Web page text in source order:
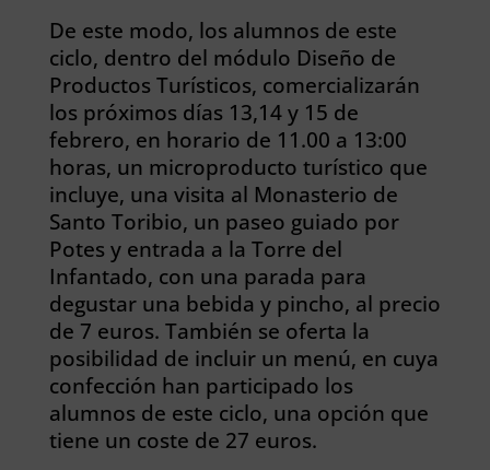
De este modo, los alumnos de este
ciclo, dentro del módulo Diseño de
Productos Turísticos, comercializarán
los próximos días 13,14 y 15 de
febrero, en horario de 11.00 a 13:00
horas, un microproducto turístico que
incluye, una visita al Monasterio de
Santo Toribio, un paseo guiado por
Potes y entrada a la Torre del
Infantado, con una parada para
degustar una bebida y pincho, al precio
de 7 euros. También se oferta la
posibilidad de incluir un menú, en cuya
confección han participado los
alumnos de este ciclo, una opción que
tiene un coste de 27 euros.